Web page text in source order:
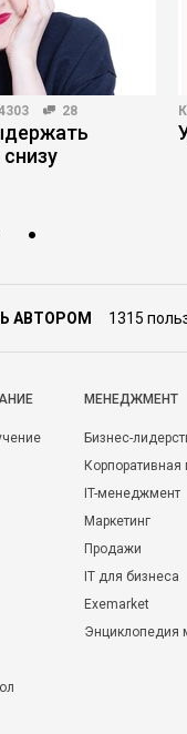
28
АВТОРОМ 1315
МЕНЕДЖМЕНТ
Бизнес-
Корпоративная
IT-менеджмент
Маркетинг
Продажи
IT для бизнеса
Exemarket
Энциклопедия